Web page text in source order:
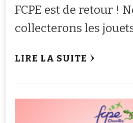
FCPE est de retour !
collecterons les
LIRE LA SUITE